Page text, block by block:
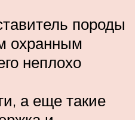
породы
охранным
неплохо
а еще такие